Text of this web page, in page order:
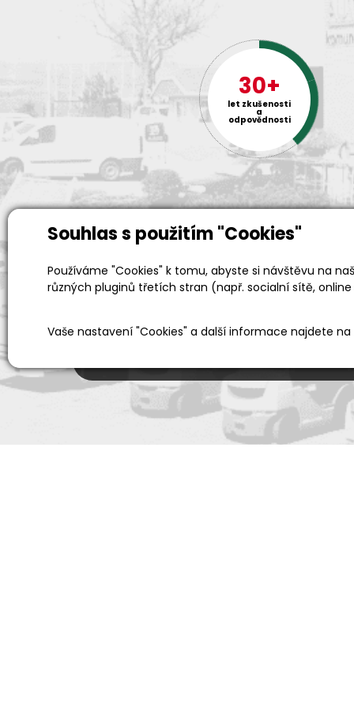
Souhlas s použitím "Cookies"
Používáme "Cookies" k tomu, abyste si návštěvu na
různých pluginů třetích stran (např. socialní sítě,
Vaše nastavení "Cookies" a další informace najdete
30+
let zkušenosti
a
odpovědnosti
Prodejní a výdejní sklad